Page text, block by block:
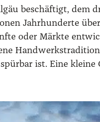
beschäftigt, dem
Jahrhunderte
oder Märkte
ist. Eine kleine